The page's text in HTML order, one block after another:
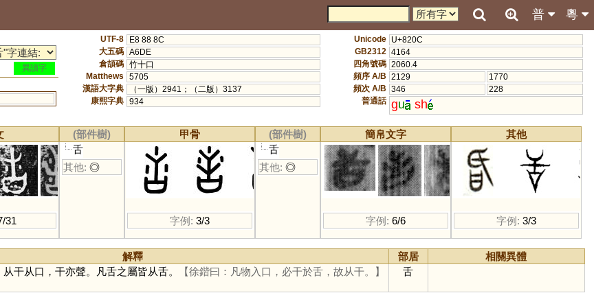
粵
普
異讀字
UTF-8
E8 88 8C
大五碼 A6DE
倉頡碼 竹十口
Matthews
5705
漢語大字典
（一版）2941；（二版）3137
康熙字典 934
Unicode U+820C
GB2312 4164
四角號碼 2060.4
頻序 A/B 2129
1770
頻次 A/B 346
228
普通話 gu sh
31
(部件樹)
舌
其他: ◎
甲骨
字例: 3/3
(部件樹)
舌
其他: ◎
簡帛文字
字例: 6/6
其他
字例: 3/3
解釋 部居
相關異體
干从口，干亦聲。凡舌之屬皆从舌。
【徐鍇曰：凡物入口，必干於舌，故从干。】
舌